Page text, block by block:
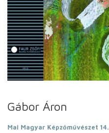
Gábor Áron
Mai Magyar Képzőművészet 14.